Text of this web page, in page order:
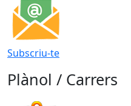
Subscriu-te
Plànol / Carrers